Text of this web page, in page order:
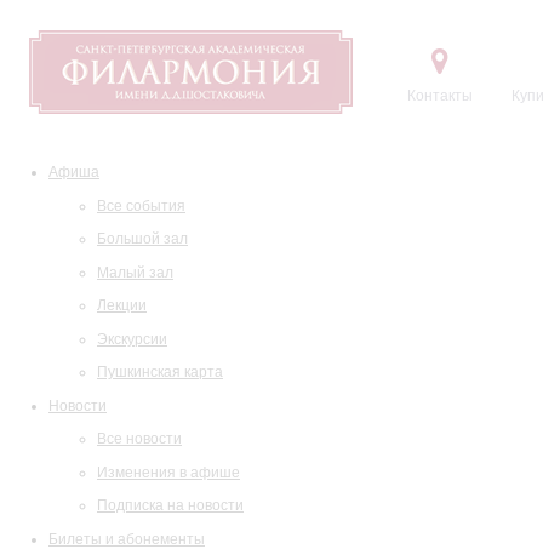
Контакты
Афиша
Все события
Большой зал
Малый зал
Лекции
Экскурсии
Пушкинская карта
Новости
Все новости
Изменения в афише
Подписка на новости
Билеты и абонементы